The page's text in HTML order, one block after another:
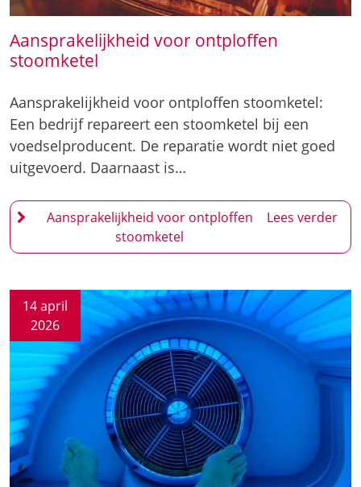
Aansprakelijkheid voor ontploffen
stoomketel
Aansprakelijkheid voor ontploffen stoomketel:
Een bedrijf repareert een stoomketel bij een
voedselproducent. De reparatie wordt niet goed
uitgevoerd. Daarnaast is…
Aansprakelijkheid voor ontploffen
stoomketel
14 april
2026